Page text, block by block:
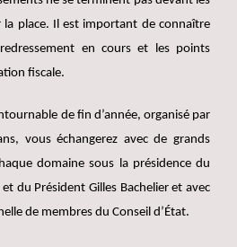
la place. Il est important de connaître
en cours et les points
fiscale.
de fin d’année, organisé par
vous échangerez avec de grands
domaine sous la présidence du
du Président Gilles Bachelier et avec
de membres du Conseil d’État.